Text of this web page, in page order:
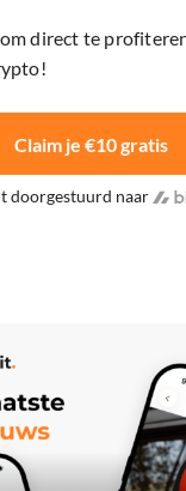
direct te
Claim je €10 gratis
doorgestuurd naar